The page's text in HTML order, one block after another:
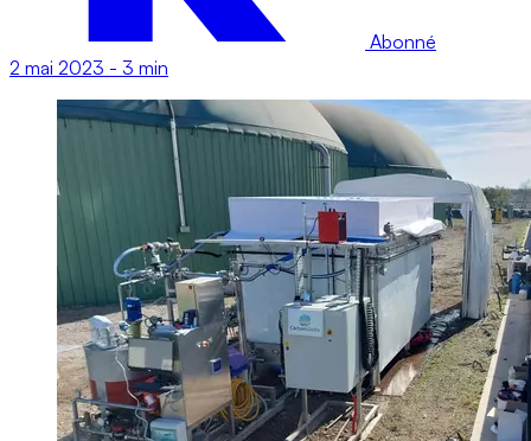
Abonné
2 mai 2023 - 3 min